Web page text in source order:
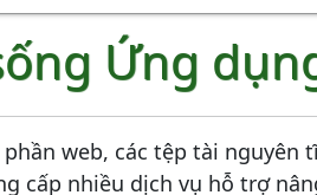
Ứng
web, các tệp tài nguyên
cấp nhiều dịch vụ hỗ trợ